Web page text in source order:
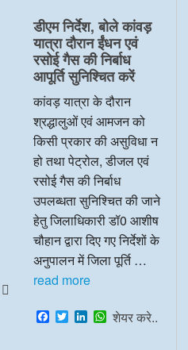
o
o
k
t
e
r
d
I
n
s
A
p
p
डीएम निर्देश, बोले कांवड़
यात्रा दौरान ईंधन एवं
रसोई गैस की निर्बाध
आपूर्ति सुनिश्चित करें
कांवड़ यात्रा के दौरान
श्रद्धालुओं एवं आमजन को
किसी प्रकार की असुविधा न
हो तथा पेट्रोल, डीजल एवं
रसोई गैस की निर्बाध
उपलब्धता सुनिश्चित की जाने
हेतु जिलाधिकारी डॉ0 आशीष
चौहान द्वारा दिए गए निर्देशों के
अनुपालन में जिला पूर्ति …
read more
F
a
T
w
L
i
W
h
शेयर करे..